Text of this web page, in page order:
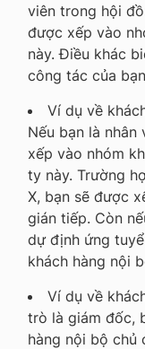
viên trong hội
được xếp vào
này. Điều khác
công tác của
Ví dụ về
Nếu bạn là
xếp vào nhóm
ty này. Trường
X, bạn sẽ được
gián tiếp. Còn
dự định ứng
khách hàng nội
Ví dụ về
trò là giám đốc,
hàng nội bộ chủ